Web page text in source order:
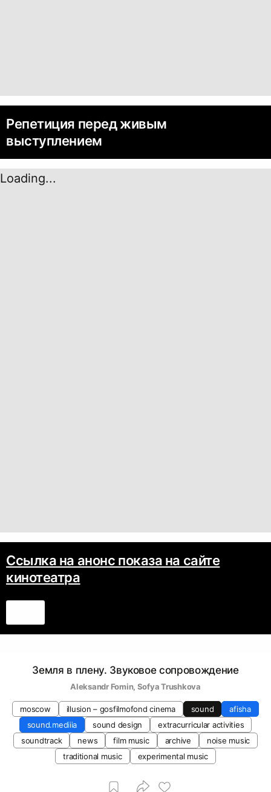
Репетиция перед живым
выступлением
Loading...
Ссылка на анонс показа на сайте
кинотеатра
Земля в плену. Звуковое сопровождение
Aleksandr Fomin, Sofya Trushkova
moscow illusion – gosfilmofond cinema sound
afisha
sound.mediiia
sound design
extracurricular activities
soundtrack
news film music archive
noise music
traditional music
experimental music